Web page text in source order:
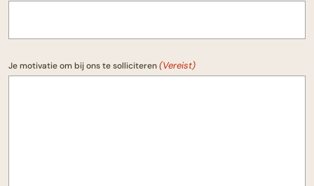
Je motivatie om bij ons te solliciteren (Vereist)